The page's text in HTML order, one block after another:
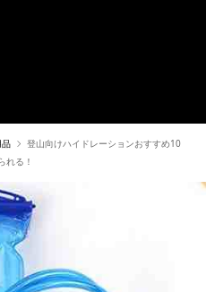
登山向けハイドレーションおすすめ10
れる！